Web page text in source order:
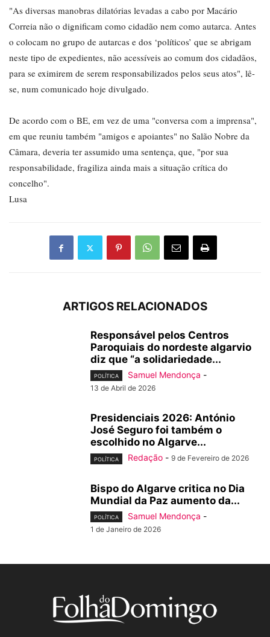
"As diversas manobras dilatórias levadas a cabo por Macário
Correia não o dignificam como cidadão nem como autarca. Antes
o colocam no grupo de autarcas e dos ‘políticos’ que se abrigam
neste tipo de expedientes, não acessíveis ao comum dos cidadãos,
para se eximirem de serem responsabilizados pelos seus atos", lê-
se, num comunicado hoje divulgado.
De acordo com o BE, em vez de uma "conversa com a imprensa",
em que reuniu também "amigos e apoiantes" no Salão Nobre da
Câmara, deveria ter assumido uma sentença, que, "por sua
responsabilidade, fragiliza ainda mais a situação crítica do
concelho".
Lusa
ARTIGOS RELACIONADOS
Responsável pelos Centros
Paroquiais do nordeste algarvio
diz que “a solidariedade...
POLÍTICA Samuel Mendonça -
13 de Abril de 2026
Presidenciais 2026: António
José Seguro foi também o
escolhido no Algarve...
POLÍTICA Redação - 9 de Fevereiro de 2026
Bispo do Algarve critica no Dia
Mundial da Paz aumento da...
POLÍTICA Samuel Mendonça -
1 de Janeiro de 2026